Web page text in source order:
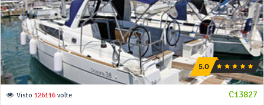
C13827
Visto 126116 volte